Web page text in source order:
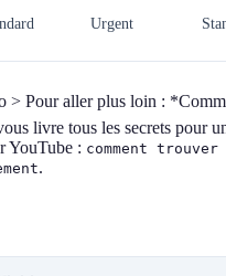
Urgent
> Pour aller plus loin :
livre tous les secrets pour
YouTube : comment trouver
.